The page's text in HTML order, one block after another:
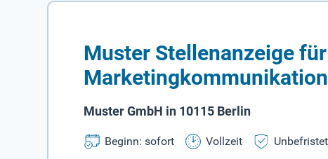
Muster Stellenanzeige
Marketingkommunikation
Muster GmbH in 10115 Berlin
Beginn: sofort Vollzeit